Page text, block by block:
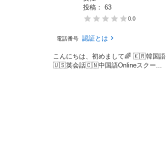
投稿： 63
0.0
電話番号 認証とは
こんにちは、初めまして🌈 🇰🇷韓国語
🇺🇸英会話🇨🇳中国語Onlineスクー...